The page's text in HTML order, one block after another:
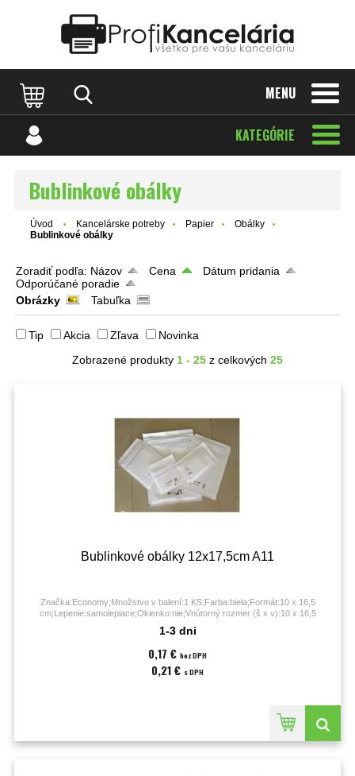
MENU
KATEGÓRIE
Bublinkové obálky
Úvod Kancelárske potreby Papier
Obálky
Bublinkové obálky
Zoradiť podľa: Názov Cena
Dátum pridania
Odporúčané poradie
Obrázky
Tabuľka
Tip Akcia Zľava
Novinka
Zobrazené produkty 1 - 25 z celkových 25
Bublinkové obálky 12x17,5cm A11
Značka:Economy;Množstvo v balení:1 KS;Farba:biela;Formát:10 x 16,5
cm;Lepenie:samolepiace;Okienko:nie;Vnútorný rozmer (š x v):10 x 16,5
1-3 dni
0,17 € bez DPH
0,21 € s DPH
Katalóg internetových stránok Designed by Rawpixel.com